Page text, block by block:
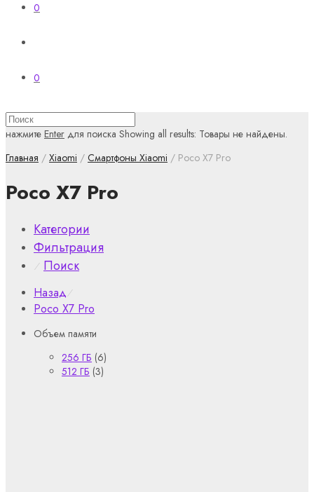
0
0
нажмите Enter для поиска Showing all results: Товары не найдены.
Главная / Xiaomi / Смартфоны Xiaomi / Poco X7 Pro
Poco X7 Pro
Категории
Фильтрация
⁄ Поиск
Назад⁄
Poco X7 Pro
Объем памяти
256 ГБ (6)
512 ГБ (3)